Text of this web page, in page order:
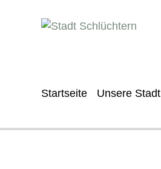
Startseite Unsere Stadt